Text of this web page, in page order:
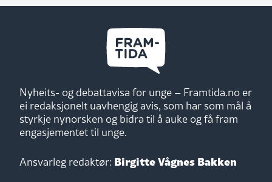
Nyheits- og debattavisa for unge – Framtida.no er
ei redaksjonelt uavhengig avis, som har som mål å
styrkje nynorsken og bidra til å auke og få fram
engasjementet til unge.
Ansvarleg redaktør: Birgitte Vågnes Bakken